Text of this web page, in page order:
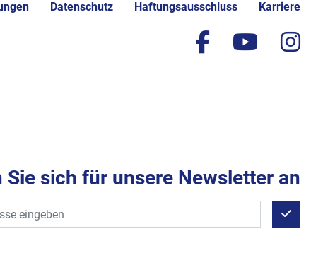
Datenschutz Haftungsausschluss Karriere
facebook
Sie sich für unsere Newsletter an